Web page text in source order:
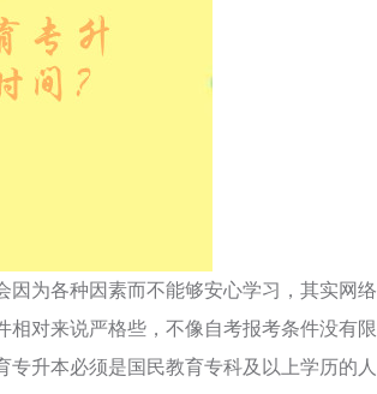
为各种因素而不能够安心学习，其实网络
对来说严格些，不像自考报考条件没有限
升本必须是国民教育专科及以上学历的人